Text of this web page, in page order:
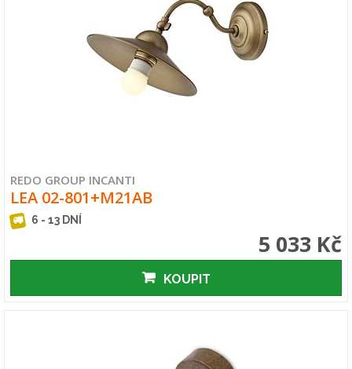
REDO GROUP INCANTI
LEA 02-801+M21AB
6 - 13 DNÍ
5 033 Kč
KOUPIT